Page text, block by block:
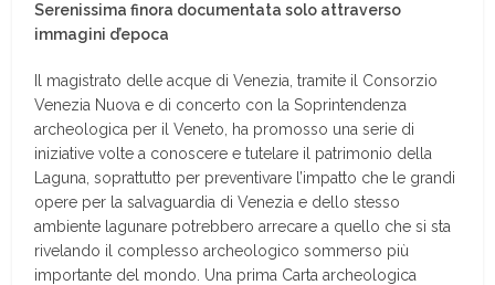
Serenissima finora documentata solo attraverso
immagini d’epoca
Il magistrato delle acque di Venezia, tramite il Consorzio
Venezia Nuova e di concerto con la Soprintendenza
archeologica per il Veneto, ha promosso una serie di
iniziative volte a conoscere e tutelare il patrimonio della
Laguna, soprattutto per preventivare l’impatto che le grandi
opere per la salvaguardia di Venezia e dello stesso
ambiente lagunare potrebbero arrecare a quello che si sta
rivelando il complesso archeologico sommerso più
importante del mondo. Una prima Carta archeologica